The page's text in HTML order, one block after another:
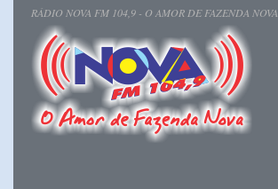
RÁDIO NOVA FM 104,9 - O AMOR DE FAZENDA NOVA